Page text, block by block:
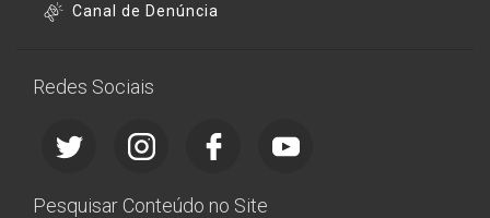
Canal de Denúncia
Redes Sociais
Pesquisar Conteúdo no Site